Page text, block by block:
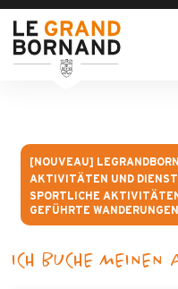
[NOUVEAU]
AKTIVITÄTEN UND
SPORTLICHE AKTIVITÄTEN
GEFÜHRTE
ICH BUCHE MEINEN